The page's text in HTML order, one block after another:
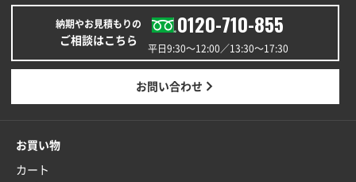
ワンポイントポリ袋 A4サイズ1000枚
2025年12月24日 13:22
安い
ワンポイント箔押し紙袋 M横サイズ(A4対応)100
2025年12月22日 03:31
納期やお見積もりの
ご相談はこちら
0120-710-855
平日9:30〜12:00／13:30〜17:30
お問い合わせ
お買い物
カート